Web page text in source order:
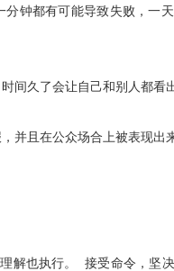
钟都有可能导致失败，一
间久了会让自己和别人都看
并且在公众场合上被表现出
解也执行。 接受命令，坚